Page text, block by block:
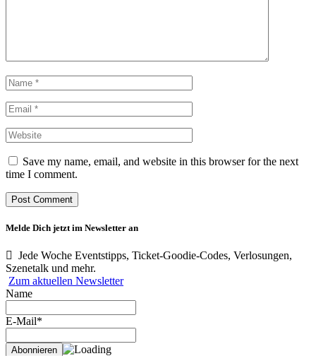
Save my name, email, and website in this browser for the next
time I comment.
Melde Dich jetzt im Newsletter an
Jede Woche Eventstipps, Ticket-Goodie-Codes, Verlosungen,
Szenetalk und mehr.
Zum aktuellen Newsletter
Name
E-Mail*